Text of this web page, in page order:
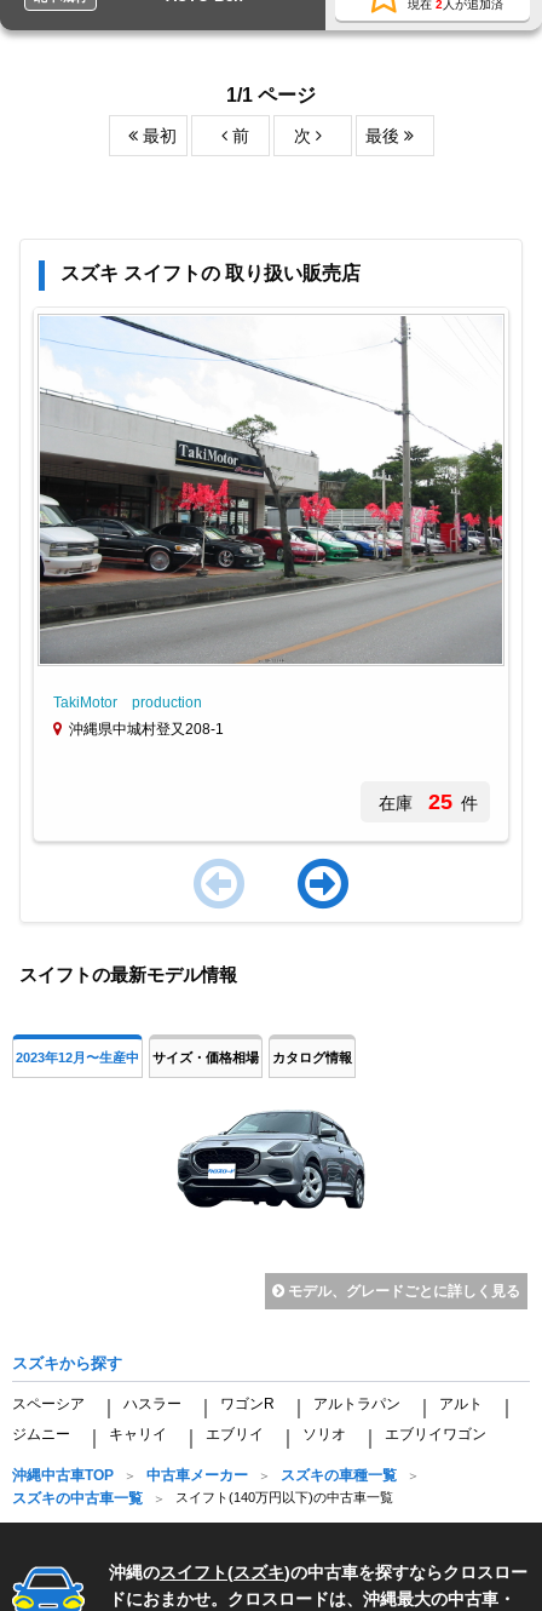
現在 2 人が追加済
1/1 ページ
最初 前 次 最後
スズキ スイフトの 取り扱い販売店
TakiMotor production
沖縄県中城村登又208-1
在庫 25 件
of
スイフトの最新モデル情報
2023年12月〜生産中 サイズ・価格相場 カタログ情報
モデル、グレードごとに詳しく見る
スズキから探す
スペーシア ハスラー ワゴンR アルトラパン アルト
ジムニー キャリイ エブリイ ソリオ エブリイワゴン
沖縄中古車TOP 中古車メーカー
スズキの車種一覧
スズキの中古車一覧
スイフト(140万円以下)の中古車一覧
沖縄のスイフト(スズキ)の中古車を探すならクロスロー
ドにおまかせ。クロスロードは、沖縄最大の中古車・